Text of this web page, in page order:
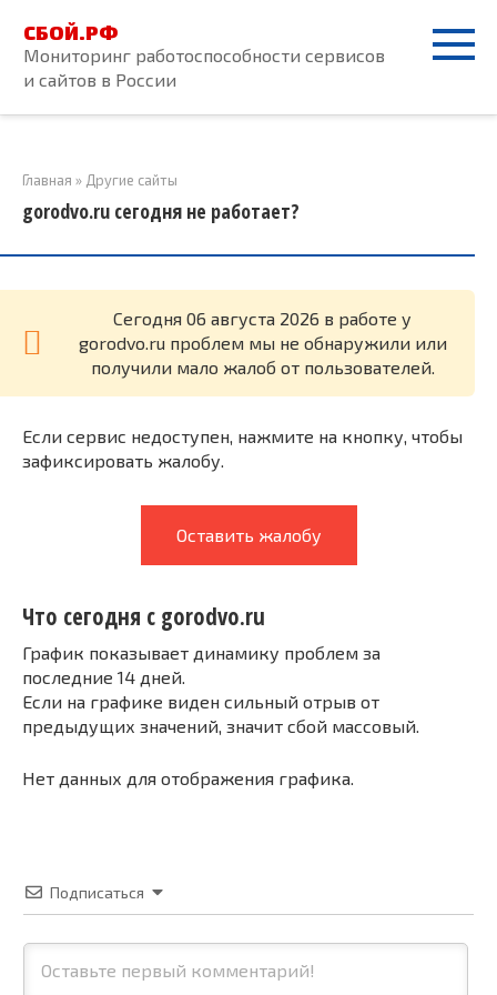
контенту
СБОЙ.РФ
Мониторинг работоспособности сервисов
и сайтов в России
Главная » Другие сайты
gorodvo.ru сегодня не работает?
Cегодня 06 августа 2026 в работе у
gorodvo.ru проблем мы не обнаружили или
получили мало жалоб от пользователей.
Если сервис недоступен, нажмите на кнопку, чтобы
зафиксировать жалобу.
Оставить жалобу
Что сегодня с gorodvo.ru
График показывает динамику проблем за
последние 14 дней.
Если на графике виден сильный отрыв от
предыдущих значений, значит сбой массовый.
Нет данных для отображения графика.
Подписаться